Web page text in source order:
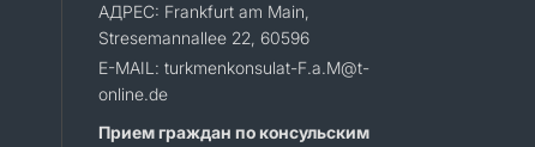
АДРЕС: Frankfurt am Main,
Stresemannallee 22, 60596
E-MAIL: turkmenkonsulat-F.a.M@t-
online.de
Прием граждан по консульским